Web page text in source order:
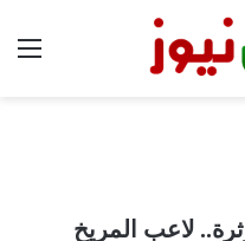
لاعب المريخ